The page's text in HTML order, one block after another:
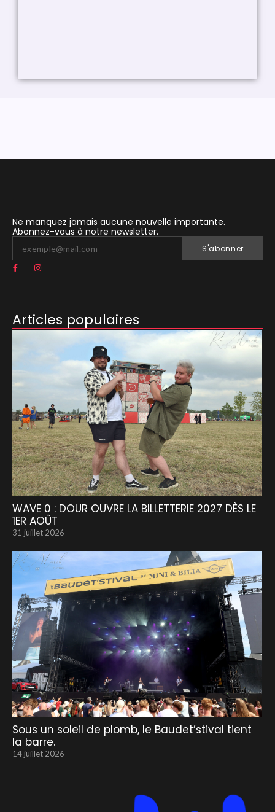
Ne manquez jamais aucune nouvelle importante.
Abonnez-vous à notre newsletter.
S'abonner
Articles populaires
WAVE 0 : DOUR OUVRE LA BILLETTERIE 2027 DÈS LE
1ER AOÛT
31 juillet 2026
Sous un soleil de plomb, le Baudet’stival tient
la barre.
14 juillet 2026